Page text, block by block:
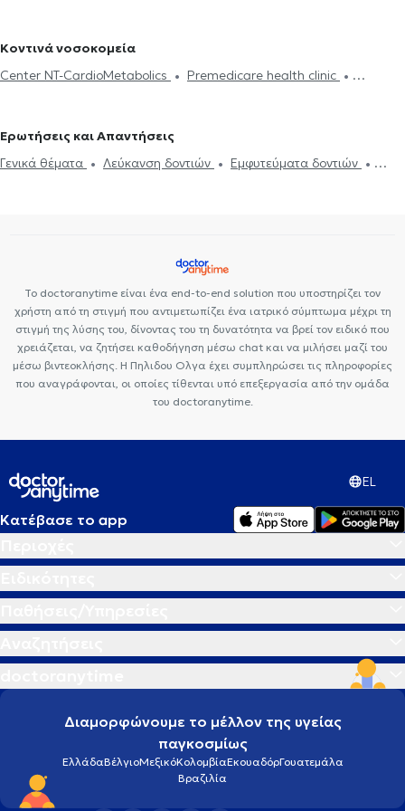
σιδεράκια
Αισθητική οδοντιατρική
Κοντινά νοσοκομεία
Center NT-CardioMetabolics
Premedicare health clinic
Ερωτήσεις και Απαντήσεις
Γενικά θέματα
Λεύκανση δοντιών
Εμφυτεύματα δοντιών
Το doctoranytime είναι ένα end-to-end solution που υποστηρίζει τον
χρήστη από τη στιγμή που αντιμετωπίζει ένα ιατρικό σύμπτωμα μέχρι τη
στιγμή της λύσης του, δίνοντας του τη δυνατότητα να βρεί τον ειδικό που
χρειάζεται, να ζητήσει καθοδήγηση μέσω chat και να μιλήσει μαζί του
μέσω βιντεοκλήσης. Η Πηλιδου Ολγα έχει συμπληρώσει τις πληροφορίες
που αναγράφονται, οι οποίες τίθενται υπό επεξεργασία από την ομάδα
του doctoranytime.
EL
Κατέβασε το app
Διαμορφώνουμε το μέλλον της υγείας
παγκοσμίως
ΕλλάδαΒέλγιοΜεξικόΚολομβίαΕκουαδόρΓουατεμάλα
Βραζιλία